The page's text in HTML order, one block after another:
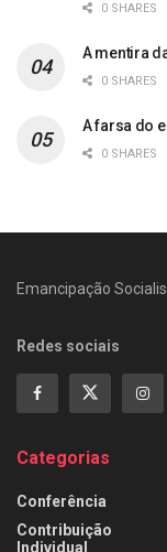
0 SHARES
A mentira
0 SHARES
A farsa do
0 SHARES
Emancipação
Redes sociais
Categorias
Conferência
Contribuição
Individual